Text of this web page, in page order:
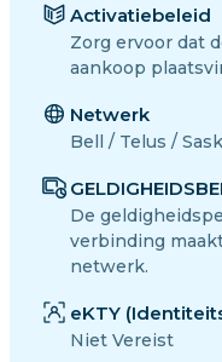
Activatiebeleid
Zorg ervoor dat
aankoop
Netwerk
Bell / Telus /
De
verbinding
netwerk.
eKTY
Niet Vereist